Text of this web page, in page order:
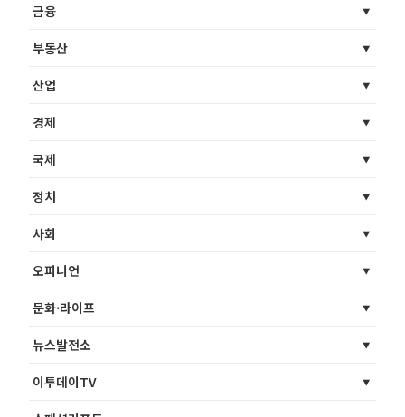
금융
부동산
산업
경제
국제
정치
사회
오피니언
문화·라이프
뉴스발전소
이투데이TV